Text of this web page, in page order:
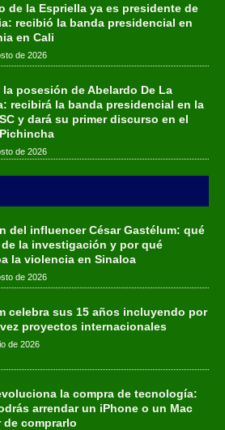
de la Espriella ya es presidente de
recibió la banda presidencial en
en Cali
de 2026
la posesión de Abelardo De La
recibirá la banda presidencial en la
y dará su primer discurso en el
de 2026
del influencer César Gastélum: qué
de la investigación y por qué
la violencia en Sinaloa
de 2026
celebra sus 15 años incluyendo por
proyectos internacionales
de 2026
la compra de tecnología:
arrendar un iPhone o un Mac
de comprarlo